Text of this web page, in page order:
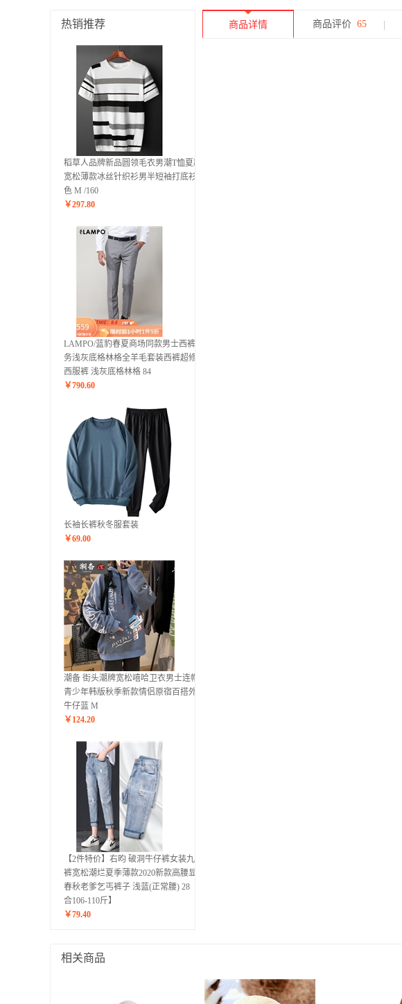
热销推荐
稻草人品牌新品圆领毛衣男潮T恤夏款
宽松薄款冰丝针织衫男半短袖打底衫 白
色 M /160
￥297.80
LAMPO/蓝豹春夏商场同款男士西裤商
务浅灰底格林格全羊毛套装西裤超修身
西服裤 浅灰底格林格 84
￥790.60
长袖长裤秋冬服套装
￥69.00
潮备 街头潮牌宽松嘻哈卫衣男士连帽衫
青少年韩版秋季新款情侣原宿百搭外套
牛仔蓝 M
￥ 124.20
【2件特价】右昀 破洞牛仔裤女装九分
裤宽松潮烂夏季薄款2020新款高腰显瘦
春秋老爹乞丐裤子 浅蓝(正常腰) 28【适
合106-110斤】
￥79.40
商品详情 商品评价 65
相关商品